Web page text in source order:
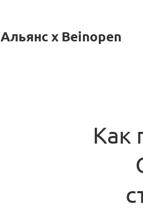
Альянс x Beinopen
Как